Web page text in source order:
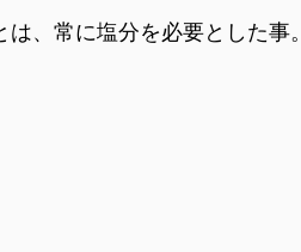
、常に塩分を必要とした事。